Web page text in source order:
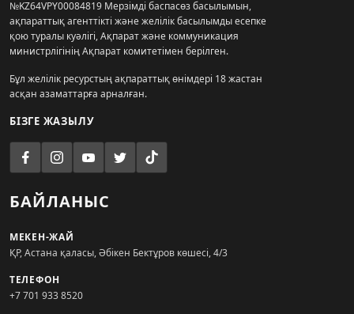
№KZ64VPY00084819 Мерзімді баспасөз басылымын,
ақпараттық агенттікті және желілік басылымды есепке
қою туралы куәлігі, Ақпарат және коммуникация
министрлігінің Ақпарат комитетімен берілген.
Бұл желілік ресурстың ақпараттық өнімдері 18 жастан
асқан азаматтарға арналған.
БІЗГЕ ЖАЗЫЛУ
БАЙЛАНЫС
МЕКЕН-ЖАЙ
ҚР, Астана қаласы, Әбікен Бектұров көшесі, 4/3
ТЕЛЕФОН
+7 701 933 8520